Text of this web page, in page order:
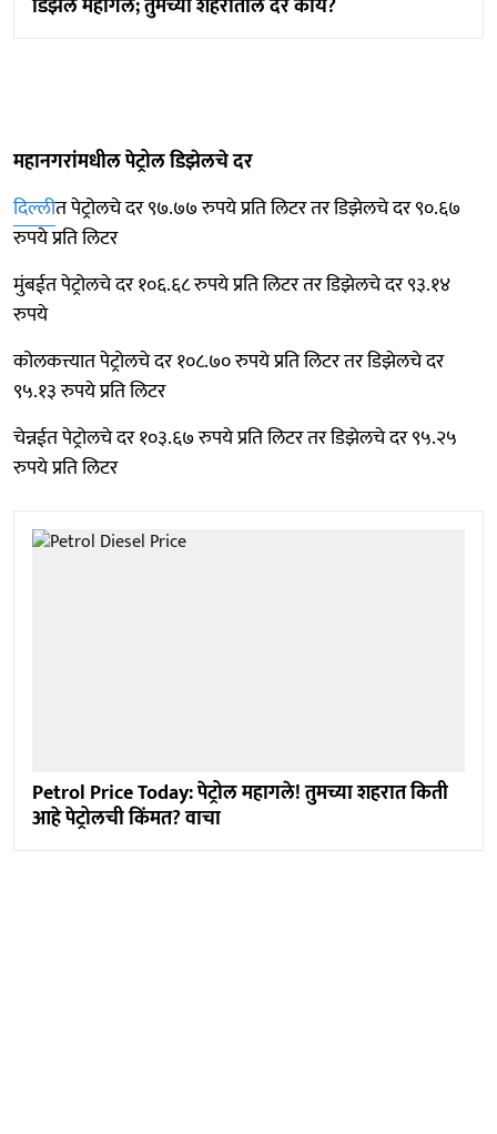
महानगरांमधील पेट्रोल डिझेलचे दर
दिल्लीत पेट्रोलचे दर ९७.७७ रुपये प्रति लिटर तर डिझेलचे दर ९०.६७
रुपये प्रति लिटर
मुंबईत पेट्रोलचे दर १०६.६८ रुपये प्रति लिटर तर डिझेलचे दर ९३.१४
रुपये
कोलकत्त्यात पेट्रोलचे दर १०८.७० रुपये प्रति लिटर तर डिझेलचे दर
९५.१३ रुपये प्रति लिटर
चेन्नईत पेट्रोलचे दर १०३.६७ रुपये प्रति लिटर तर डिझेलचे दर ९५.२५
रुपये प्रति लिटर
Petrol Price Today: पेट्रोल महागले! तुमच्या शहरात किती
आहे पेट्रोलची किंमत? वाचा